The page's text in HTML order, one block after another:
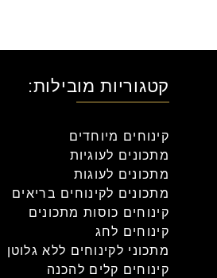
קטגוריות מובילות:
קינוחים מיוחדים
מתכונים לעוגיות
מתכונים לעוגות
מתכונים לקינוחים בריאים
קינוחים כוסות מתכונים
קינוחים לחג
מתכוני לקינוחים ללא גלוטן
קינוחים קלים להכנה